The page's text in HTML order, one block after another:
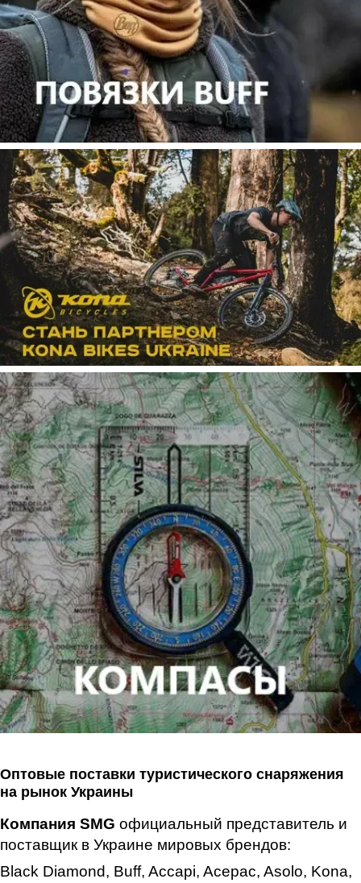
Оптовые поставки туристического снаряжения
на рынок Украины
Компания SMG официальный представитель и
поставщик в Украине мировых брендов:
Black Diamond, Buff, Accapi, Acepac, Asolo, Kona,